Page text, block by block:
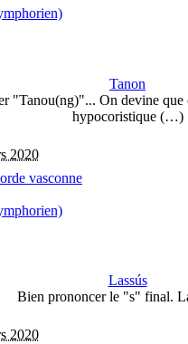
Tanon
"Tanou(ng)"... On devine que
hypocoristique (…)
2020
vasconne
Lassús
Bien prononcer le "s" final.
2020